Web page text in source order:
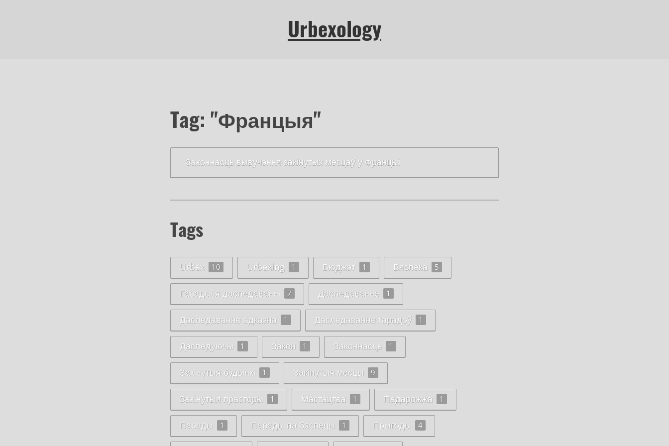
Urbexology
Tag: "Францыя"
Законнасць вывучэння закінутых месцаў у Францыі
Tags
Urbex 10 Urbexing 1 Бюджэт 1 Бяспека 5
Гарадскія даследаванні 7 Даследаванне 1
Даследаванне адказна 1 Даследаванне гарадоў 1
Даследуючы 1 Закон 1 Законнасць 1
Закінутыя будынкі 1 Закінутыя месцы 9
Закінутыя прасторы 1 Мастацтва 1 Падарожжа 1
Парады 1 Парады па бяспецы 1 Прыгоды 4